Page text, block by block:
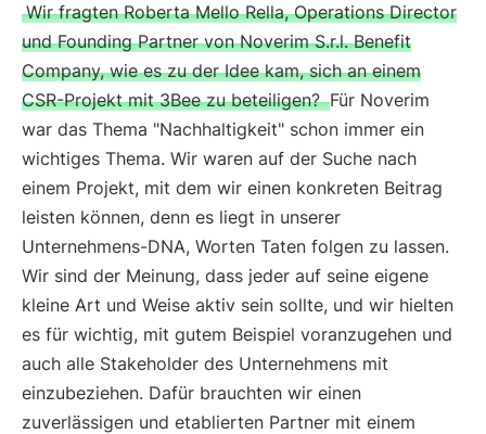
Wir fragten Roberta Mello Rella, Operations Director
und Founding Partner von Noverim S.r.l. Benefit
Company, wie es zu der Idee kam, sich an einem
CSR-Projekt mit 3Bee zu beteiligen? Für Noverim
war das Thema "Nachhaltigkeit" schon immer ein
wichtiges Thema. Wir waren auf der Suche nach
einem Projekt, mit dem wir einen konkreten Beitrag
leisten können, denn es liegt in unserer
Unternehmens-DNA, Worten Taten folgen zu lassen.
Wir sind der Meinung, dass jeder auf seine eigene
kleine Art und Weise aktiv sein sollte, und wir hielten
es für wichtig, mit gutem Beispiel voranzugehen und
auch alle Stakeholder des Unternehmens mit
einzubeziehen. Dafür brauchten wir einen
zuverlässigen und etablierten Partner mit einem